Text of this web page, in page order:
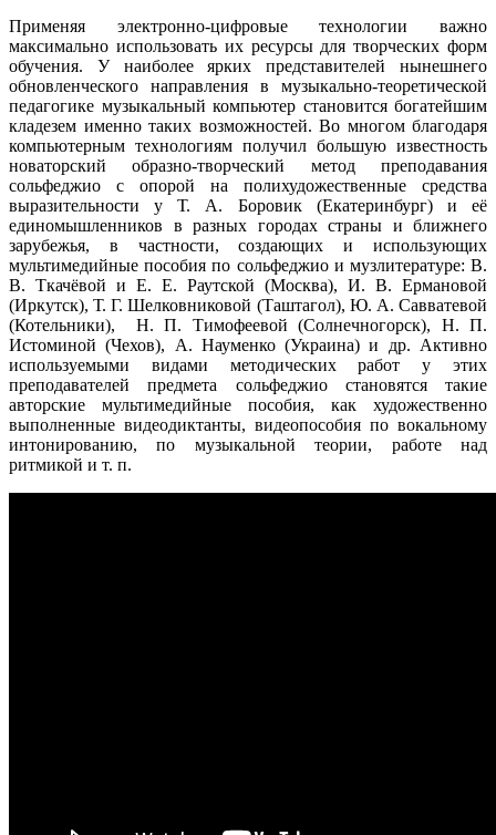
Применяя электронно-цифровые технологии важно
максимально использовать их ресурсы для творческих форм
обучения. У наиболее ярких представителей нынешнего
обновленческого направления в музыкально-теоретической
педагогике музыкальный компьютер становится богатейшим
кладезем именно таких возможностей. Во многом благодаря
компьютерным технологиям получил большую известность
новаторский образно-творческий метод преподавания
сольфеджио с опорой на полихудожественные средства
выразительности у Т. А. Боровик (Екатеринбург) и её
единомышленников в разных городах страны и ближнего
зарубежья, в частности, создающих и использующих
мультимедийные пособия по сольфеджио и музлитературе: В.
В. Ткачёвой и Е. Е. Раутской (Москва), И. В. Ермановой
(Иркутск), Т. Г. Шелковниковой (Таштагол), Ю. А. Савватевой
(Котельники), Н. П. Тимофеевой (Солнечногорск), Н. П.
Истоминой (Чехов), А. Науменко (Украина) и др. Активно
используемыми видами методических работ у этих
преподавателей предмета сольфеджио становятся такие
авторские мультимедийные пособия, как художественно
выполненные видеодиктанты, видеопособия по вокальному
интонированию, по музыкальной теории, работе над
ритмикой и т. п.